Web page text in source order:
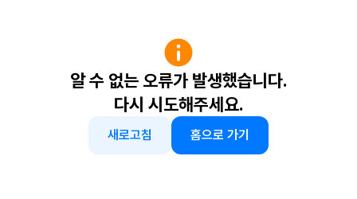
알 수 없는 오류가 발생했습니다.
다시 시도해주세요.
새로고침 홈으로 가기